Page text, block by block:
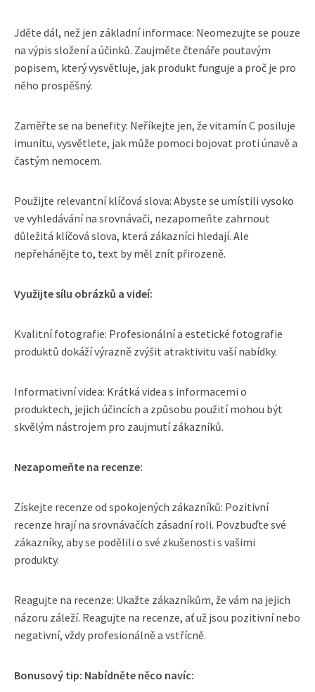
Jděte dál, než jen základní informace: Neomezujte se pouze
na výpis složení a účinků. Zaujměte čtenáře poutavým
popisem, který vysvětluje, jak produkt funguje a proč je pro
něho prospěšný.
Zaměřte se na benefity: Neříkejte jen, že vitamín C posiluje
imunitu, vysvětlete, jak může pomoci bojovat proti únavě a
častým nemocem.
Použijte relevantní klíčová slova: Abyste se umístili vysoko
ve vyhledávání na srovnávači, nezapomeňte zahrnout
důležitá klíčová slova, která zákazníci hledají. Ale
nepřehánějte to, text by měl znít přirozeně.
Využijte sílu obrázků a videí:
Kvalitní fotografie: Profesionální a estetické fotografie
produktů dokáží výrazně zvýšit atraktivitu vaší nabídky.
Informativní videa: Krátká videa s informacemi o
produktech, jejich účincích a způsobu použití mohou být
skvělým nástrojem pro zaujmutí zákazníků.
Nezapomeňte na recenze:
Získejte recenze od spokojených zákazníků: Pozitivní
recenze hrají na srovnávačích zásadní roli. Povzbuďte své
zákazníky, aby se podělili o své zkušenosti s vašimi
produkty.
Reagujte na recenze: Ukažte zákazníkům, že vám na jejich
názoru záleží. Reagujte na recenze, ať už jsou pozitivní nebo
negativní, vždy profesionálně a vstřícně.
Bonusový tip: Nabídněte něco navíc: